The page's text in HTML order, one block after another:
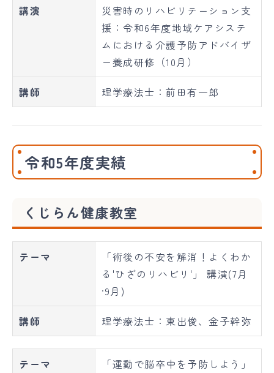
講演
災害時のリハビリテーション支
援：令和6年度地域ケアシステ
ムにおける介護予防アドバイザ
ー養成研修（10月）
講師 理学療法士：前田有一郎
令和5年度実績
くじらん健康教室
テーマ
「術後の不安を解消！よくわか
る'ひざのリハビリ'」 講演(7月
·9月)
講師 理学療法士：東出俊、金子幹弥
テーマ
「運動で脳卒中を予防しよう」